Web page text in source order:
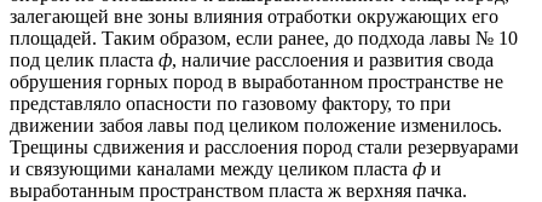
залегающей вне зоны влияния отработки окружающих его
площадей. Таким образом, если ранее, до подхода лавы № 10
под целик пласта ф, наличие расслоения и развития свода
обрушения горных пород в выработанном пространстве не
представляло опасности по газовому фактору, то при
движении забоя лавы под целиком положение изменилось.
Трещины сдвижения и расслоения пород стали резервуарами
и связующими каналами между целиком пласта ф и
выработанным пространством пласта ж верхняя пачка.